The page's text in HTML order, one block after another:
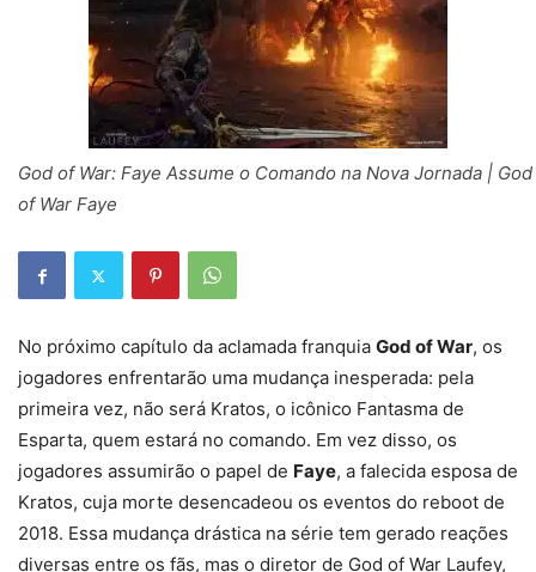
God of War: Faye Assume o Comando na Nova Jornada | God
of War Faye
No próximo capítulo da aclamada franquia God of War, os
jogadores enfrentarão uma mudança inesperada: pela
primeira vez, não será Kratos, o icônico Fantasma de
Esparta, quem estará no comando. Em vez disso, os
jogadores assumirão o papel de Faye, a falecida esposa de
Kratos, cuja morte desencadeou os eventos do reboot de
2018. Essa mudança drástica na série tem gerado reações
diversas entre os fãs, mas o diretor de God of War Laufey,